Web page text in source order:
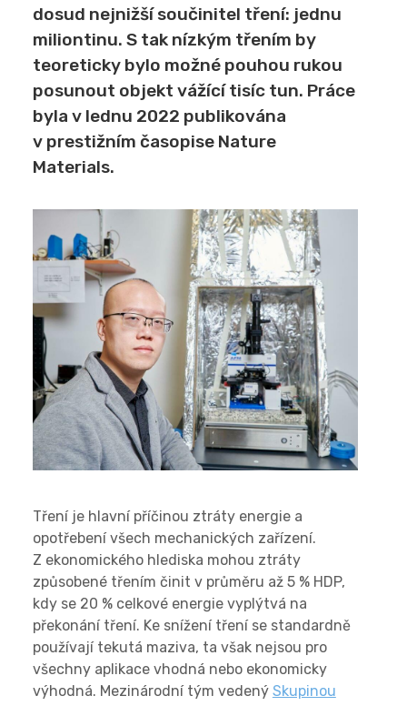
dosud nejnižší součinitel tření: jednu
miliontinu. S tak nízkým třením by
teoreticky bylo možné pouhou rukou
posunout objekt vážící tisíc tun. Práce
byla v lednu 2022 publikována
v prestižním časopise Nature
Materials.
Tření je hlavní příčinou ztráty energie a
opotřebení všech mechanických zařízení.
Z ekonomického hlediska mohou ztráty
způsobené třením činit v průměru až 5 % HDP,
kdy se 20 % celkové energie vyplýtvá na
překonání tření. Ke snížení tření se standardně
používají tekutá maziva, ta však nejsou pro
všechny aplikace vhodná nebo ekonomicky
výhodná. Mezinárodní tým vedený Skupinou